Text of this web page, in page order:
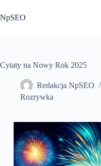
do
treści
NpSEO
Cytaty na Nowy Rok 2025
Redakcja NpSEO
Rozrywka